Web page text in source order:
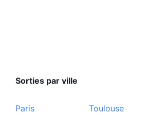
Sorties par ville
Paris
Toulouse